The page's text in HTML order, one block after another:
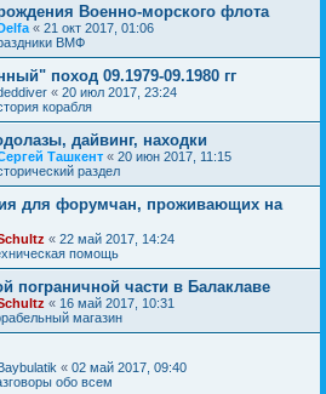
Военно-морского флота
« 21 окт 2017, 01:06
ВМФ
поход 09.1979-09.1980 гг
« 20 июл 2017, 23:24
корабля
дайвинг, находки
Ташкент « 20 июн 2017, 11:15
раздел
для форумчан, проживающих на
« 22 май 2017, 14:24
помощь
пограничной части в Балаклаве
« 16 май 2017, 10:31
магазин
« 02 май 2017, 09:40
обо всем